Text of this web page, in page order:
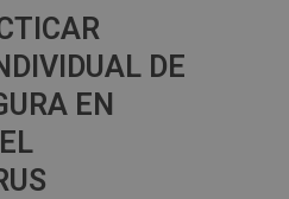
DE
EN